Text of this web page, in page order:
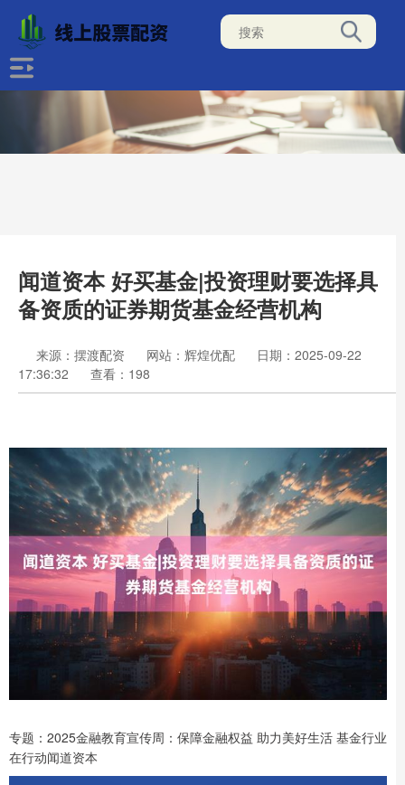
闻道资本 好买基金|投资理财要选择具
备资质的证券期货基金经营机构
来源：摆渡配资 网站：辉煌优配
日期：2025-09-22
17:36:32
查看：198
专题：2025金融教育宣传周：保障金融权益 助力美好生活 基金行业
在行动闻道资本